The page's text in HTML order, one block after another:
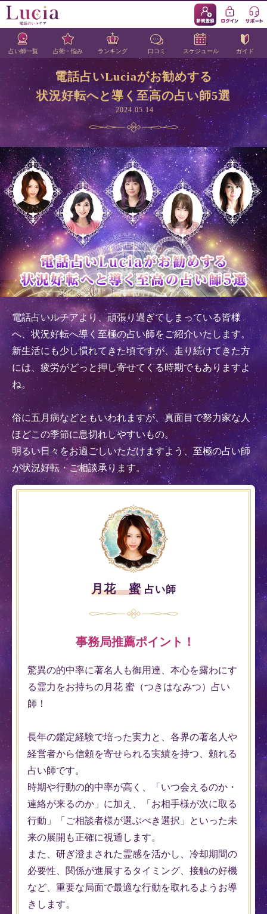
占い師一覧 占術・悩み ランキング 口コミ スケジュール ガイド
電話占いLuciaがお勧めする
状況好転へと導く至高の占い師5選
2024.05.14
電話占いルチアより、頑張り過ぎてしまっている皆様
へ、状況好転へ導く至極の占い師をご紹介いたします。
新生活にも少し慣れてきた頃ですが、走り続けてきた方
には、疲労がどっと押し寄せてくる時期でもありますよ
ね。
俗に五月病などともいわれますが、真面目で努力家な人
ほどこの季節に息切れしやすいもの。
明るい日々をお過ごしいただけますよう、至極の占い師
が状況好転・ご相談承ります。
月花 蜜 占い師
事務局推薦ポイント！
驚異の的中率に著名人も御用達、本心を露わにす
る霊力をお持ちの月花 蜜（つきはなみつ）占い
師！
長年の鑑定経験で培った実力と、各界の著名人や
経営者から信頼を寄せられる実績を持つ、頼れる
占い師です。
時期や行動の的中率が高く、「いつ会えるのか・
連絡が来るのか」に加え、「お相手様が次に取る
行動」「ご相談者様が選ぶべき選択」といった未
来の展開も正確に視通します。
また、研ぎ澄まされた霊感を活かし、冷却期間の
必要性、関係が進展するタイミング、接触の好機
など、重要な局面で最適な行動を取れるようお導
きします。